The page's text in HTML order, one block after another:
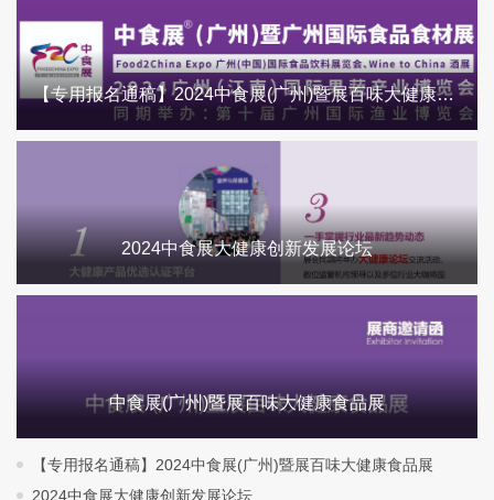
【专用报名通稿】2024中食展(广州)暨展百味大健康食品展
2024中食展大健康创新发展论坛
中食展(广州)暨展百味大健康食品展
【专用报名通稿】2024中食展(广州)暨展百味大健康食品展
2024中食展大健康创新发展论坛